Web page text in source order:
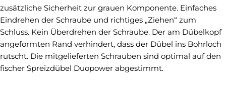
zusätzliche Sicherheit zur grauen Komponente. Einfaches
Eindrehen der Schraube und richtiges „Ziehen“ zum
Schluss. Kein Überdrehen der Schraube. Der am Dübelkopf
angeformten Rand verhindert, dass der Dübel ins Bohrloch
rutscht. Die mitgelieferten Schrauben sind optimal auf den
fischer Spreizdübel Duopower abgestimmt.